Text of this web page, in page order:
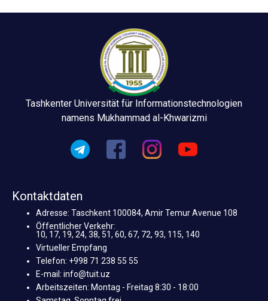
Tashkenter Universität für Informationstechnologien
namens Mukhammad al-Khwarizmi
Kontaktdaten
Adresse: Taschkent 100084, Amir Temur Avenue 108
Öffentlicher Verkehr:
10, 17, 19, 24, 38, 51, 60, 67, 72, 93, 115, 140
Virtueller Empfang
Telefon: +998 71 238 55 55
E-mail: info@tuit.uz
Arbeitszeiten: Montag - Freitag 8:30 - 18:00